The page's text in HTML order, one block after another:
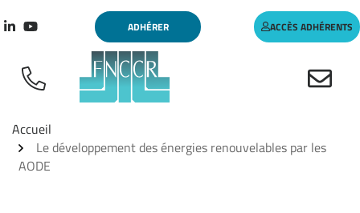
au
Lien vers le compte Linkedin
Lien vers la chaîne Youtube
ADHÉRER ACCÈS ADHÉRENTS
Accueil
Le développement des énergies renouvelables par les
AODE